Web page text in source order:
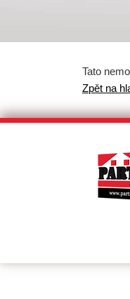
Tato
Zpět na